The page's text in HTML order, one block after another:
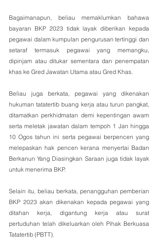
Bagaimanapun, beliau memaklumkan bahawa
bayaran BKP 2023 tidak layak diberikan kepada
pegawai dalam kumpulan pengurusan tertinggi dan
setaraf termasuk pegawai yang memangku,
dipinjam atau ditukar sementara dan penempatan
khas ke Gred Jawatan Utama atau Gred Khas.
Beliau juga berkata, pegawai yang dikenakan
hukuman tatatertib buang kerja atau turun pangkat,
ditamatkan perkhidmatan demi kepentingan awam
serta meletak jawatan dalam tempoh 1 Jan hingga
10 Ogos tahun ini serta pegawai berpencen yang
melepaskan hak pencen kerana menyertai Badan
Berkanun Yang Diasingkan Saraan juga tidak layak
untuk menerima BKP.
Selain itu, beliau berkata, penangguhan pemberian
BKP 2023 akan dikenakan kepada pegawai yang
ditahan kerja, digantung kerja atau surat
pertuduhan telah dikeluarkan oleh Pihak Berkuasa
Tatatertib (PBTT).